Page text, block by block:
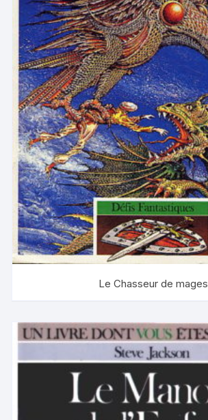
Le Chasseur de mages